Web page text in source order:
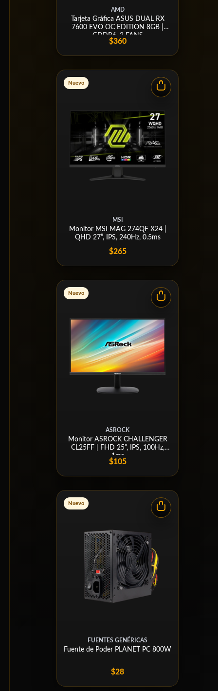
AMD
Tarjeta Gráfica ASUS DUAL RX
7600 EVO OC EDITION 8GB |
GDDR6, 2 FANS
$360
Nuevo
MSI
Monitor MSI MAG 274QF X24 |
QHD 27”, IPS, 240Hz, 0.5ms
$265
Nuevo
ASROCK
Monitor ASROCK CHALLENGER
CL25FF | FHD 25”, IPS, 100Hz,
1ms
$105
Nuevo
FUENTES GENÉRICAS
Fuente de Poder PLANET PC 800W
$28